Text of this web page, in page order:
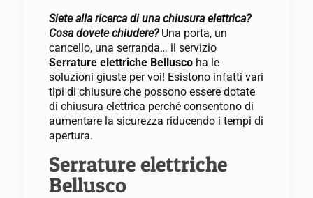
Siete alla ricerca di una chiusura elettrica?
Cosa dovete chiudere?Una porta, un
cancello, una serranda… il servizio
Serrature elettriche Bellusco ha le
soluzioni giuste per voi! Esistono infatti vari
tipi di chiusure che possono essere dotate
di chiusura elettrica perché consentono di
aumentare la sicurezza riducendo i tempi di
apertura.
Serrature elettriche
Bellusco